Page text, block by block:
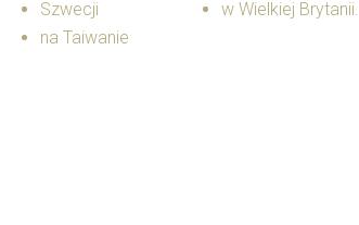
Szwecji
na Taiwanie
w Wielkiej Brytanii.